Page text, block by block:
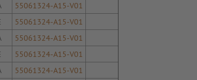
55061324-A15-V01
55061324-A15-V01
55061324-A15-V01
55061324-A15-V01
55061324-A15-V01